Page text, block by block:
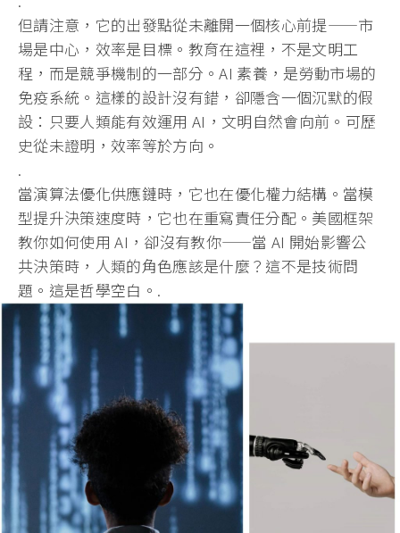
但請注意，它的出發點從未離開一個核心前提——市
場是中心， 效率是目標。教育在這裡，不是文明工
程，而是競爭機制的一部分。AI 素養，是勞動市場的
免疫系統。這樣的設計沒有錯， 卻隱含一個沉默的假
設：只要人類能有效運用 AI，文明自然會向前。可歷
史從未證明，效率等於方向。
.
當演算法優化供應鏈時，它也在優化權力結構。 當模
型提升決策速度時，它也在重寫責任分配。 美國框架
教你如何使用 AI，卻沒有教你——當 AI 開始影響公
共決策時，人類的角色應該是什麼？這不是技術問
題。 這是哲學空白。.